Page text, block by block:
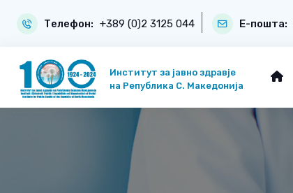
Телефон: +389 (0)2 3125 044 Е-пошта:
Институт за јавно здравје
на Република С. Македонија